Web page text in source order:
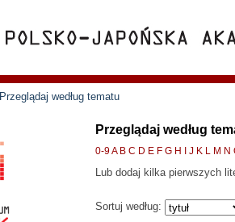
Przeglądaj według tematu
Przeglądaj według
0-9A B C D E F G H J K L M N
Lub dodaj kilka pierwszych
Sortuj według: